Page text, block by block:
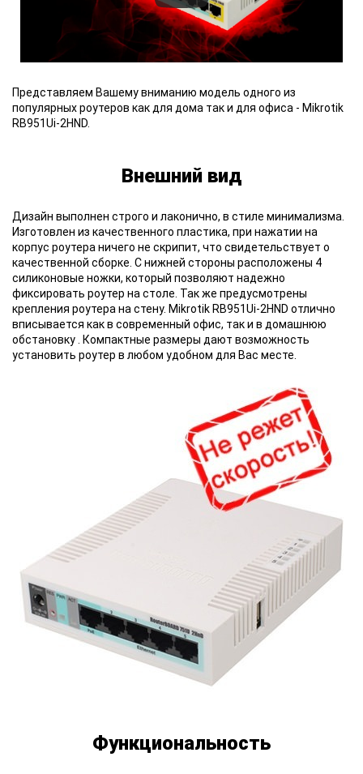
Представляем Вашему вниманию модель одного из
популярных роутеров как для дома так и для офиса - Mikrotik
RB951Ui-2HND.
Внешний вид
Дизайн выполнен строго и лаконично, в стиле минимализма.
Изготовлен из качественного пластика, при нажатии на
корпус роутера ничего не скрипит, что свидетельствует о
качественной сборке. С нижней стороны расположены 4
силиконовые ножки, который позволяют надежно
фиксировать роутер на столе. Так же предусмотрены
крепления роутера на стену. Mikrotik RB951Ui-2HND отлично
вписывается как в современный офис, так и в домашнюю
обстановку . Компактные размеры дают возможность
установить роутер в любом удобном для Вас месте.
Функциональность